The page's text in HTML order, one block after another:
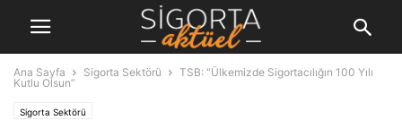
Ana Sayfa Sigorta Sektörü
TSB: “Ülkemizde Sigortacılığın 100 Yılı
Kutlu Olsun”
Sigorta Sektörü